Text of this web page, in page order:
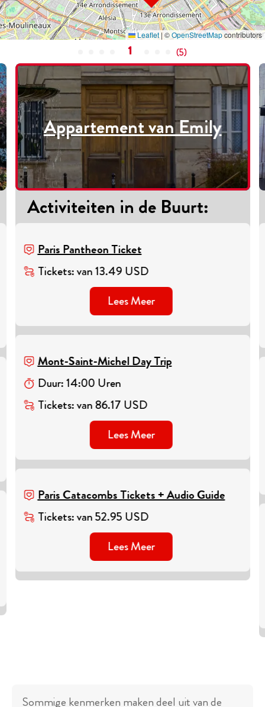
Leaflet|©OpenStreetMapcontributors
1 (5)
Appartement van Emily
Activiteiten in de Buurt:
Paris Pantheon Ticket
Tickets:van13.49 USD
Lees Meer
Mont-Saint-Michel Day Trip
Duur:14:00 Uren
Tickets:van86.17 USD
Lees Meer
Paris Catacombs Tickets + Audio Guide
Tickets:van52.95 USD
Lees Meer
Sommige kenmerken maken deel uit van de